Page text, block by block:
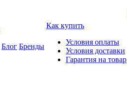
Блог Бренды
Как купить
Условия оплаты
Условия доставки
Гарантия на товар